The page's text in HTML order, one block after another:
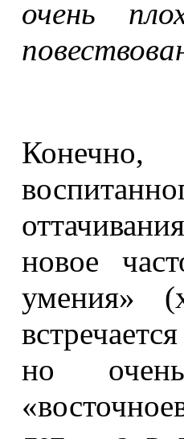
очень
Конечно,
новое
умения»
но